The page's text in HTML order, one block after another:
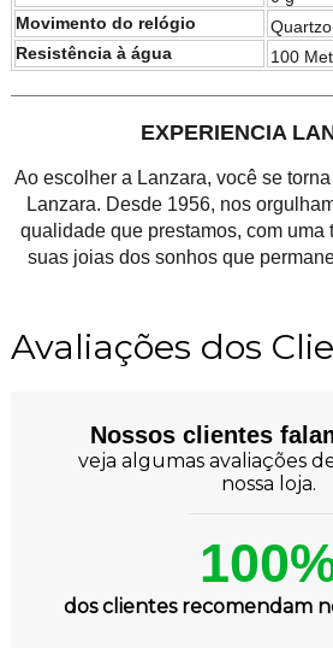
Movimento do relógio
Quartzo
Resistência à água
100
EXPERIENCIA
Ao escolher a Lanzara, você se
Lanzara. Desde 1956, nos
qualidade que prestamos, com uma
suas joias dos sonhos que
Avaliações dos
Nossos clientes
veja algumas avaliações
nossa loja.
dos clientes recomendam